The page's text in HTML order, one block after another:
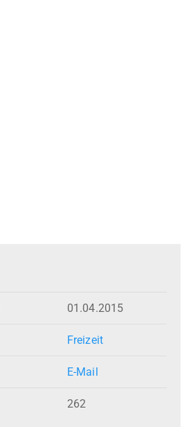
01.04.2015
Freizeit
E-Mail
262